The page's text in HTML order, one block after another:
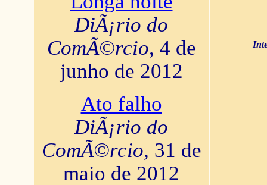
DiÃ¡rio do
ComÃ©rcio, 4 de
junho de 2012
Ato falho
DiÃ¡rio do
ComÃ©rcio, 31 de
maio de 2012